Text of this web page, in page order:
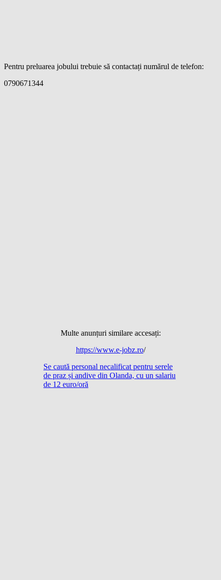
Pentru preluarea jobului trebuie să contactați numărul de telefon:
0790671344
Multe anunțuri similare accesați:
https://www.e-jobz.ro/
Se caută personal necalificat pentru serele
de praz și andive din Olanda, cu un salariu
de 12 euro/oră